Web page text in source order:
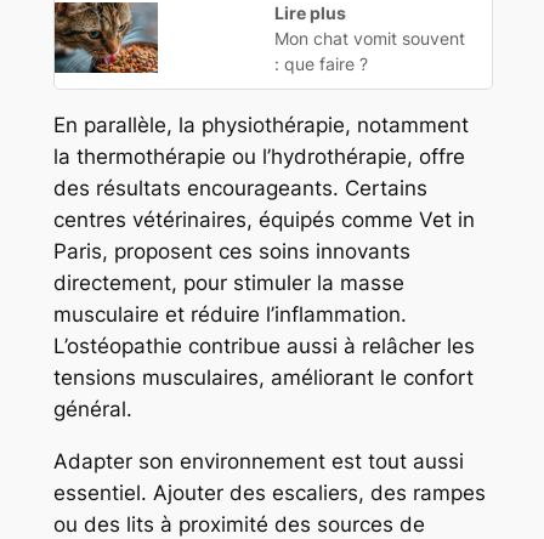
Lire plus
Mon chat vomit souvent
: que faire ?
En parallèle, la physiothérapie, notamment
la thermothérapie ou l’hydrothérapie, offre
des résultats encourageants. Certains
centres vétérinaires, équipés comme Vet in
Paris, proposent ces soins innovants
directement, pour stimuler la masse
musculaire et réduire l’inflammation.
L’ostéopathie contribue aussi à relâcher les
tensions musculaires, améliorant le confort
général.
Adapter son environnement est tout aussi
essentiel. Ajouter des escaliers, des rampes
ou des lits à proximité des sources de